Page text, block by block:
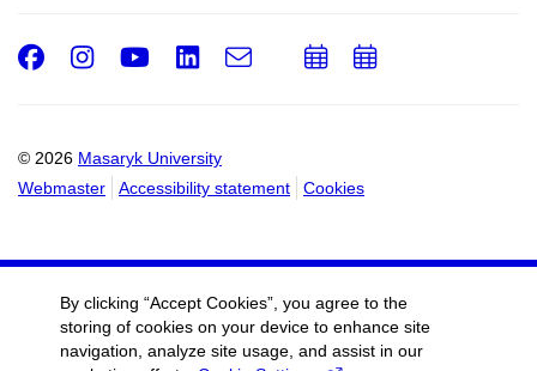
© 2026 Masaryk University
Webmaster
Accessibility statement Cookies
Facebook
Instagram
Youtube
LinkedIn
e-
AddAdd
By clicking “Accept Cookies”, you agree to the
storing of cookies on your device to enhance site
navigation, analyze site usage, and assist in our